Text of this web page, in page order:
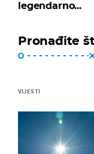
legendarno...
Pronađite
VIJESTI